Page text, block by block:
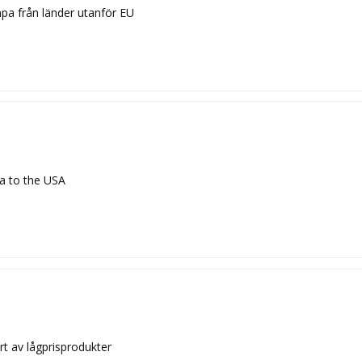
från länder utanför EU
to the USA
av lågprisprodukter